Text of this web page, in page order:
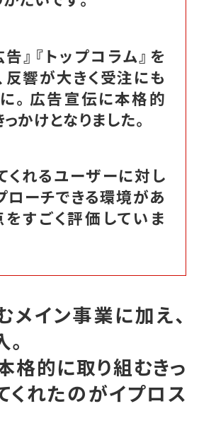
』『トップコラム』を
反響が大きく受注にも
。広告宣伝に本格的
かけとなりました。
くれるユーザーに対し
ローチできる環境があ
をすごく評価していま
メイン事業に加え、
格的に取り組むきっ
くれたのがイプロス